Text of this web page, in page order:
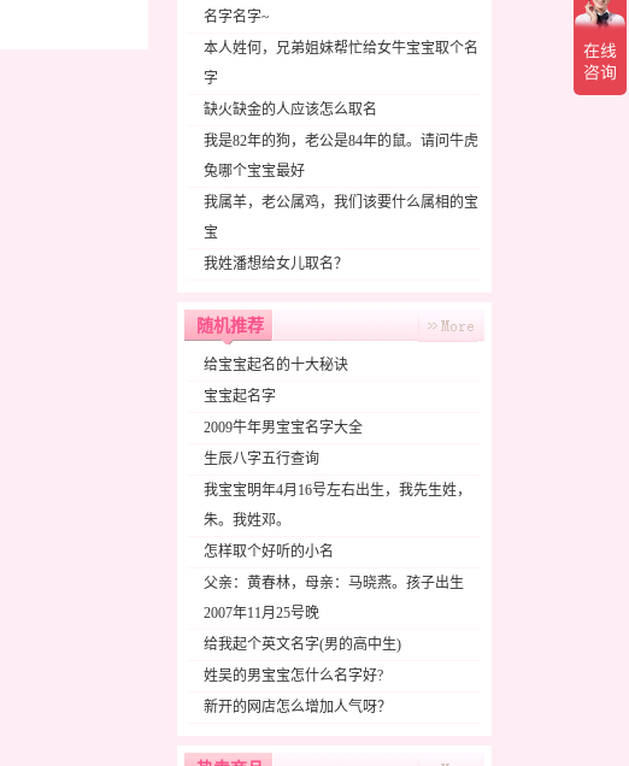
名字名字~
本人姓何，兄弟姐妹帮忙给女牛宝宝取个名
字
缺火缺金的人应该怎么取名
我是82年的狗，老公是84年的鼠。请问牛虎
兔哪个宝宝最好
我属羊，老公属鸡，我们该要什么属相的宝
宝
我姓潘想给女儿取名？
随机推荐
给宝宝起名的十大秘诀
宝宝起名字
2009牛年男宝宝名字大全
生辰八字五行查询
我宝宝明年4月16号左右出生，我先生姓，
朱。我姓邓。
怎样取个好听的小名
父亲：黄春林，母亲：马晓燕。孩子出生
2007年11月25号晚
给我起个英文名字(男的高中生)
姓吴的男宝宝怎什么名字好?
新开的网店怎么增加人气呀？